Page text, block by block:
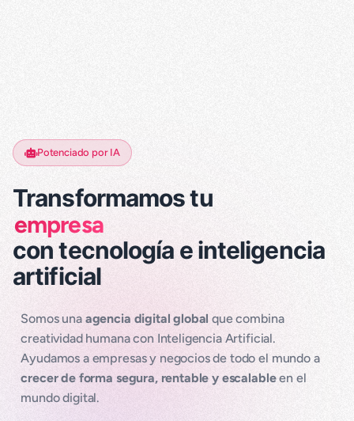
Potenciado por IA
Transformamos tu
proyec
con tecnología e inteligencia
artificial
Somos una agencia digital global que combina
creatividad humana con Inteligencia Artificial.
Ayudamos a empresas y negocios de todo el mundo a
crecer de forma segura, rentable y escalableen el
mundo digital.